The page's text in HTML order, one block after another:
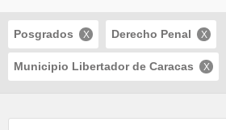
Posgrados Derecho Penal
Municipio Libertador de Caracas